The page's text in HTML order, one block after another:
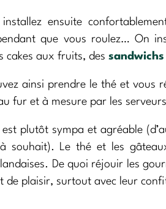
ensuite
que vous roulez… On
cakes aux fruits, des sandwichs
ainsi prendre le thé et vous
fur et à mesure par les
est plutôt sympa et agréable
souhait). Le thé et les
De quoi réjouir les
de plaisir, surtout avec leur